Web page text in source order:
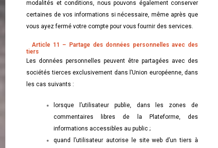
modalités et conditions, nous pouvons également conserver
certaines de vos informations si nécessaire, même après que
vous ayez fermé votre compte pour vous fournir des services.
Article 11 – Partage des données personnelles avec des
tiers
Les données personnelles peuvent être partagées avec des
sociétés tierces exclusivement dans l’Union européenne, dans
les cas suivants :
lorsque l’utilisateur publie, dans les zones de
commentaires libres de la Plateforme, des
informations accessibles au public ;
quand l’utilisateur autorise le site web d’un tiers à